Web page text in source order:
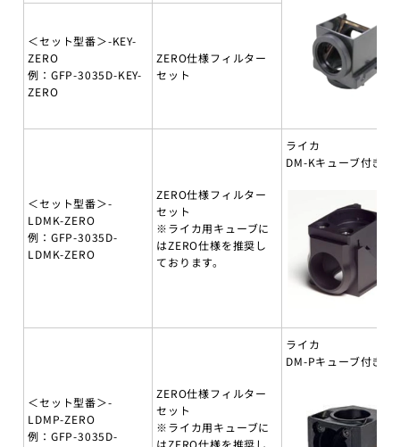
＜セット型番＞-KEY-
ZERO
例：GFP-3035D-KEY-
ZERO
ZERO仕様フィルター
セット
＜セット型番＞-
LDMK-ZERO
例：GFP-3035D-
LDMK-ZERO
ZERO仕様フィルター
セット
※ライカ用キューブに
はZERO仕様を推奨し
ております。
ライカ
DM-Kキューブ付き
＜セット型番＞-
LDMP-ZERO
例：GFP-3035D-
ZERO仕様フィルター
セット
※ライカ用キューブに
はZERO仕様を推奨し
ライカ
DM-Pキューブ付き